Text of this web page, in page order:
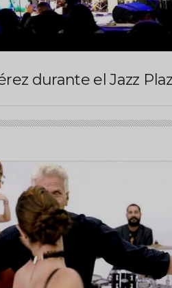
durante el Jazz